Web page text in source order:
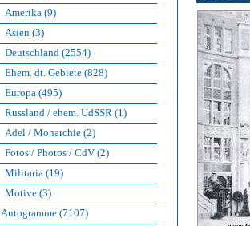
Amerika (9)
Asien (3)
Deutschland (2554)
Ehem. dt. Gebiete (828)
Europa (495)
Russland / ehem. UdSSR (1)
Adel / Monarchie (2)
Fotos / Photos / CdV (2)
Militaria (19)
Motive (3)
Autogramme (7107)